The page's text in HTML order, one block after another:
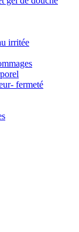
irritée
fermeté